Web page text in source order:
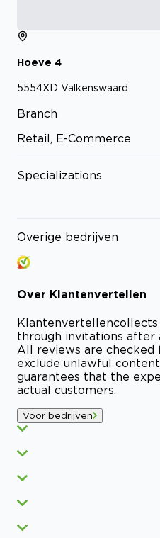
Hoeve 4
5554XD Valkenswaard
Branch
Retail, E-Commerce
Specializations
Overige bedrijven
Over Klantenvertellen
Klantenvertellencollects
through invitations after
All reviews are
exclude unlawful
guarantees that the
actual customers.
Voor bedrijven